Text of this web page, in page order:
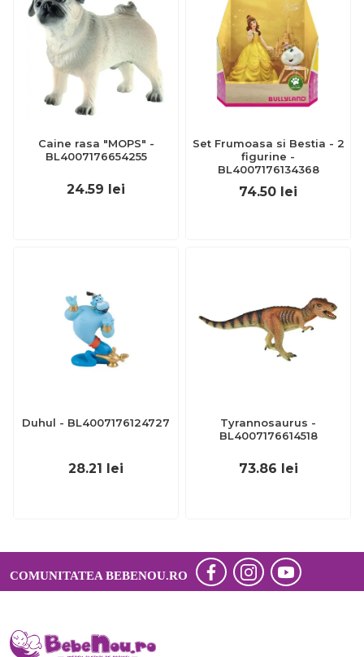
Caine rasa "MOPS" -
BL4007176654255
24.59 lei
Set Frumoasa si Bestia - 2
figurine -
BL4007176134368
74.50 lei
Duhul - BL4007176124727
28.21 lei
Tyrannosaurus -
BL4007176614518
73.86 lei
COMUNITATEA BEBENOU.RO